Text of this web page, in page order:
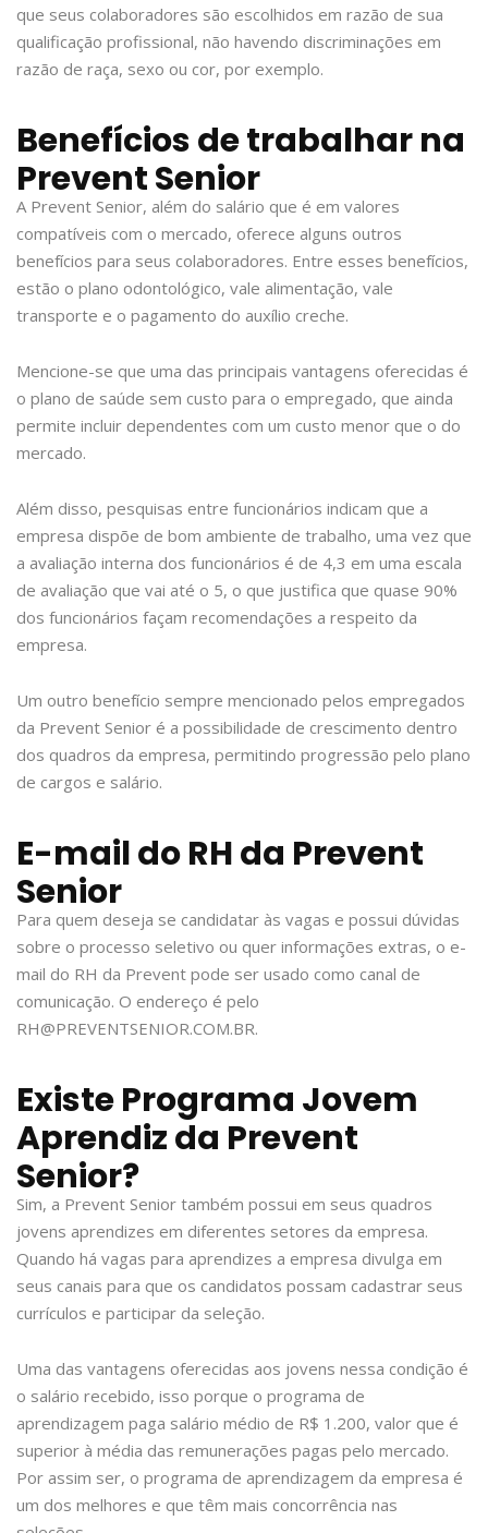
que seus colaboradores são escolhidos em razão de sua
qualificação profissional, não havendo discriminações em
razão de raça, sexo ou cor, por exemplo.
Benefícios de trabalhar na
Prevent Senior
A Prevent Senior, além do salário que é em valores
compatíveis com o mercado, oferece alguns outros
benefícios para seus colaboradores. Entre esses benefícios,
estão o plano odontológico, vale alimentação, vale
transporte e o pagamento do auxílio creche.
Mencione-se que uma das principais vantagens oferecidas é
o plano de saúde sem custo para o empregado, que ainda
permite incluir dependentes com um custo menor que o do
mercado.
Além disso, pesquisas entre funcionários indicam que a
empresa dispõe de bom ambiente de trabalho, uma vez que
a avaliação interna dos funcionários é de 4,3 em uma escala
de avaliação que vai até o 5, o que justifica que quase 90%
dos funcionários façam recomendações a respeito da
empresa.
Um outro benefício sempre mencionado pelos empregados
da Prevent Senior é a possibilidade de crescimento dentro
dos quadros da empresa, permitindo progressão pelo plano
de cargos e salário.
E-mail do RH da Prevent
Senior
Para quem deseja se candidatar às vagas e possui dúvidas
sobre o processo seletivo ou quer informações extras, o e-
mail do RH da Prevent pode ser usado como canal de
comunicação. O endereço é pelo
RH@PREVENTSENIOR.COM.BR.
Existe Programa Jovem
Aprendiz da Prevent
Senior?
Sim, a Prevent Senior também possui em seus quadros
jovens aprendizes em diferentes setores da empresa.
Quando há vagas para aprendizes a empresa divulga em
seus canais para que os candidatos possam cadastrar seus
currículos e participar da seleção.
Uma das vantagens oferecidas aos jovens nessa condição é
o salário recebido, isso porque o programa de
aprendizagem paga salário médio de R$ 1.200, valor que é
superior à média das remunerações pagas pelo mercado.
Por assim ser, o programa de aprendizagem da empresa é
um dos melhores e que têm mais concorrência nas